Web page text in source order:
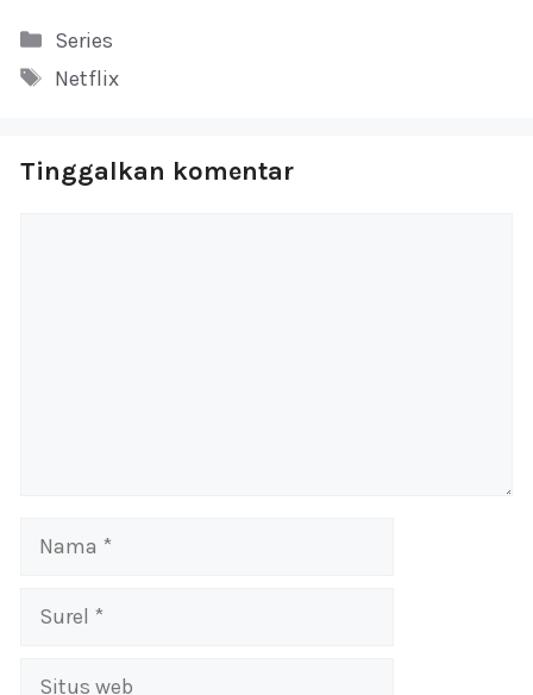
Kategori
Series
Tag
Netflix
Tinggalkan komentar
Nama
Surel
Situs